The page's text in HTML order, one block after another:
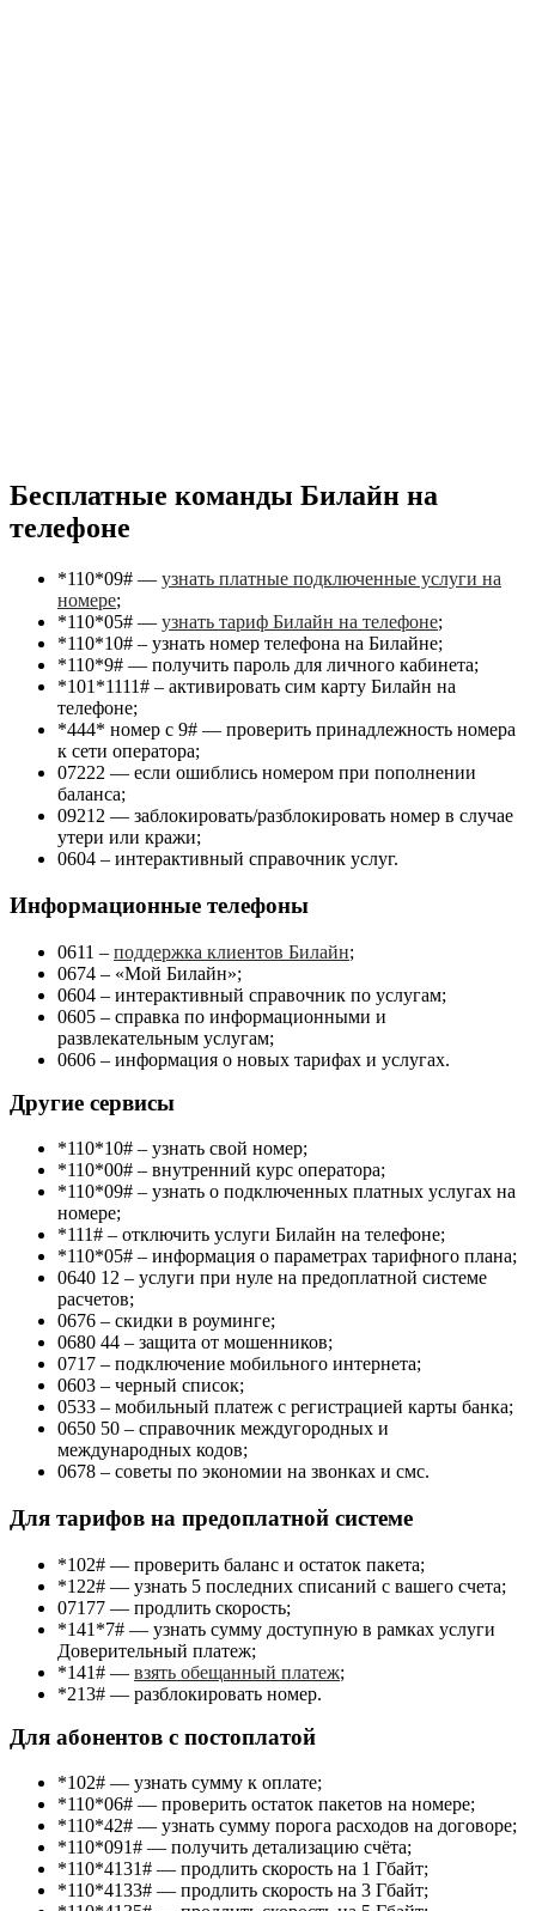
Бесплатные команды Билайн на
телефоне
*110*09# — узнать платные подключенные услуги на
номере;
*110*05# — узнать тариф Билайн на телефоне;
*110*10# – узнать номер телефона на Билайне;
*110*9# — получить пароль для личного кабинета;
*101*1111# – активировать сим карту Билайн на
телефоне;
*444* номер с 9# — проверить принадлежность номера
к сети оператора;
07222 — если ошиблись номером при пополнении
баланса;
09212 — заблокировать/разблокировать номер в случае
утери или кражи;
0604 – интерактивный справочник услуг.
Информационные телефоны
0611 – поддержка клиентов Билайн;
0674 – «Мой Билайн»;
0604 – интерактивный справочник по услугам;
0605 – справка по информационными и
развлекательным услугам;
0606 – информация о новых тарифах и услугах.
Другие сервисы
*110*10# – узнать свой номер;
*110*00# – внутренний курс оператора;
*110*09# – узнать о подключенных платных услугах на
номере;
*111# – отключить услуги Билайн на телефоне;
*110*05# – информация о параметрах тарифного плана;
0640 12 – услуги при нуле на предоплатной системе
расчетов;
0676 – скидки в роуминге;
0680 44 – защита от мошенников;
0717 – подключение мобильного интернета;
0603 – черный список;
0533 – мобильный платеж с регистрацией карты банка;
0650 50 – справочник междугородных и
международных кодов;
0678 – советы по экономии на звонках и смс.
Для тарифов на предоплатной системе
*102# — проверить баланс и остаток пакета;
*122# — узнать 5 последних списаний с вашего счета;
07177 — продлить скорость;
*141*7# — узнать сумму доступную в рамках услуги
Доверительный платеж;
*141# — взять обещанный платеж;
*213# — разблокировать номер.
Для абонентов с постоплатой
*102# — узнать сумму к оплате;
*110*06# — проверить остаток пакетов на номере;
*110*42# — узнать сумму порога расходов на договоре;
*110*091# — получить детализацию счёта;
*110*4131# — продлить скорость на 1 Гбайт;
*110*4133# — продлить скорость на 3 Гбайт;